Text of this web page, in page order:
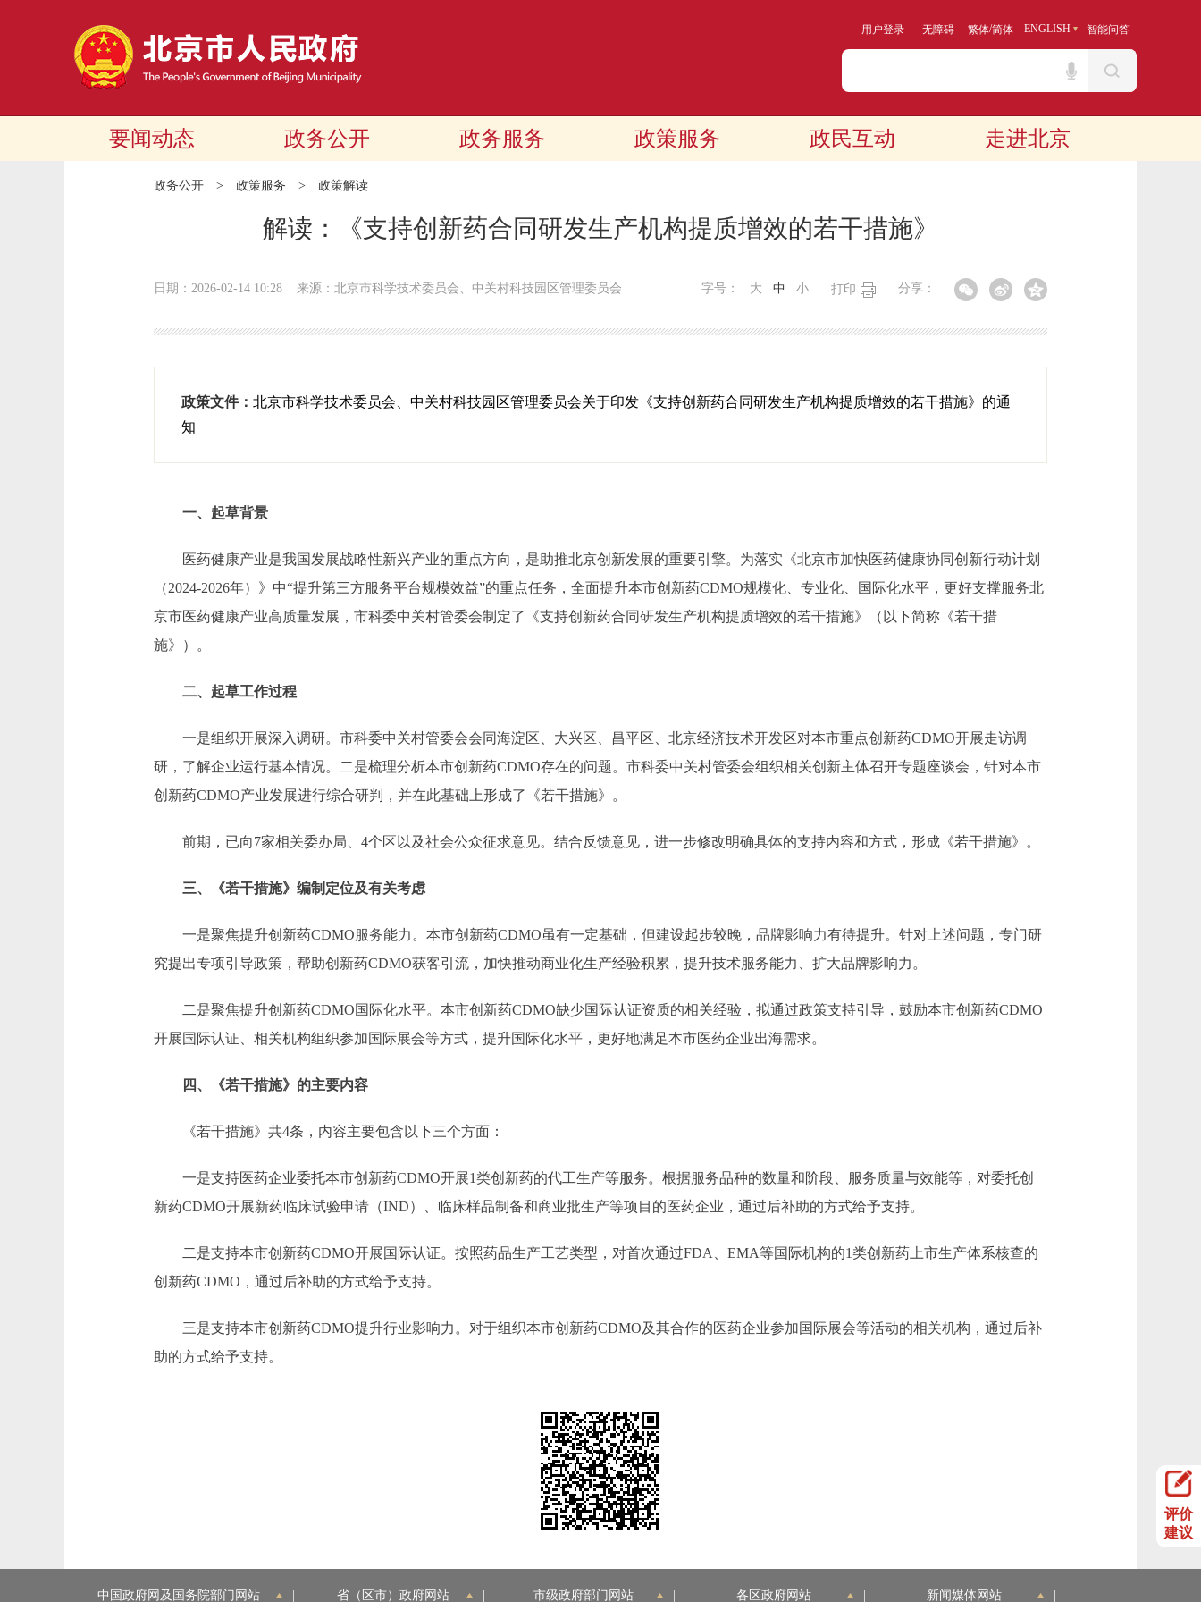
用户登录 无障碍 繁体/简体 ENGLISH 智能问答
要闻动态 政务公开 政务服务 政策服务 政民互动 走进北京
政务公开 > 政策服务 > 政策解读
解读：《支持创新药合同研发生产机构提质增效的若干措施》
日期：2026-02-14 10:28 来源：北京市科学技术委员会、中关村科技园区管理委员会 分享：
打印
字号： 大 中 小
政策文件： 北京市科学技术委员会、中关村科技园区管理委员会关于印发《支持创新药合同研发生产机构提质增效的若干措施》的通
知
一、起草背景
医药健康产业是我国发展战略性新兴产业的重点方向，是助推北京创新发展的重要引擎。为落实《北京市加快医药健康协同创新行动计划
（2024-2026年）》中“提升第三方服务平台规模效益”的重点任务，全面提升本市创新药CDMO规模化、专业化、国际化水平，更好支撑服务北
京市医药健康产业高质量发展，市科委中关村管委会制定了《支持创新药合同研发生产机构提质增效的若干措施》（以下简称《若干措
施》）。
二、起草工作过程
一是组织开展深入调研。 市科委中关村管委会会同海淀区、大兴区、昌平区、北京经济技术开发区对本市重点创新药CDMO开展走访调
研，了解企业运行基本情况。二是梳理分析本市创新药CDMO存在的问题。 市科委中关村管委会组织相关创新主体召开专题座谈会，针对本市
创新药CDMO产业发展进行综合研判，并在此基础上形成了《若干措施》。
前期，已向7家相关委办局、4个区以及社会公众征求意见。结合反馈意见，进一步修改明确具体的支持内容和方式，形成《若干措施》。
三、《若干措施》编制定位及有关考虑
一是聚焦提升创新药CDMO服务能力。本市创新药CDMO虽有一定基础，但建设起步较晚，品牌影响力有待提升。针对上述问题，专门研
究提出专项引导政策，帮助创新药CDMO获客引流，加快推动商业化生产经验积累，提升技术服务能力、扩大品牌影响力。
二是聚焦提升创新药CDMO国际化水平。本市创新药CDMO缺少国际认证资质的相关经验，拟通过政策支持引导，鼓励本市创新药CDMO
开展国际认证、相关机构组织参加国际展会等方式，提升国际化水平，更好地满足本市医药企业出海需求。
四、《若干措施》的主要内容
《若干措施》共4条，内容主要包含以下三个方面：
一是支持医药企业委托本市创新药CDMO开展1类创新药的代工生产等服务。根据服务品种的数量和阶段、服务质量与效能等，对委托创
新药CDMO开展新药临床试验申请（IND）、临床样品制备和商业批生产等项目的医药企业，通过后补助的方式给予支持。
二是支持本市创新药CDMO开展国际认证。按照药品生产工艺类型，对首次通过FDA、EMA等国际机构的1类创新药上市生产体系核查的
创新药CDMO，通过后补助的方式给予支持。
三是支持本市创新药CDMO提升行业影响力。对于组织本市创新药CDMO及其合作的医药企业参加国际展会等活动的相关机构，通过后补
助的方式给予支持。
评价
建议
中国政府网及国务院部门网站 省（区市）政府网站 市级政府部门网站 各区政府网站 新闻媒体网站